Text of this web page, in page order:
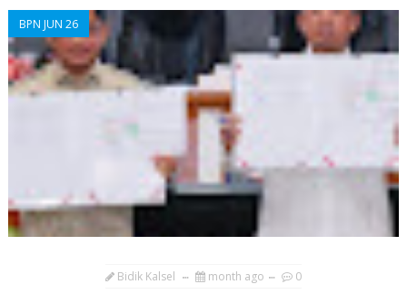
BPN JUN 26
Bidik Kalsel month ago 0